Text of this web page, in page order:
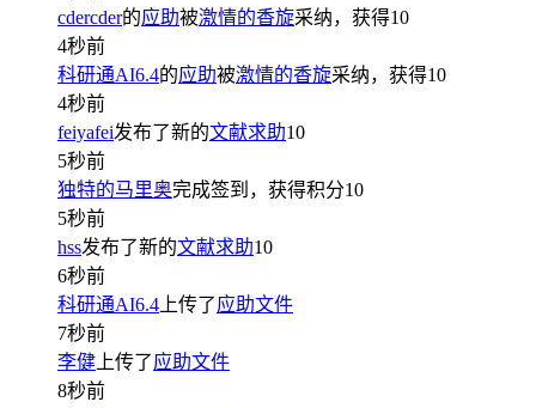
cdercder的应助被激情的香旋采纳，获得10
4秒前
科研通AI6.4的应助被激情的香旋采纳，获得10
4秒前
feiyafei发布了新的文献求助10
5秒前
独特的马里奥完成签到，获得积分10
5秒前
hss发布了新的文献求助10
6秒前
科研通AI6.4 上传了应助文件
7秒前
李健 上传了应助文件
8秒前